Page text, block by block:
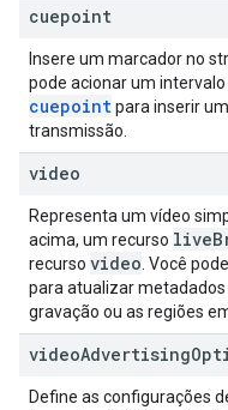
cuepoint
Insere um marcador no
pode acionar um intervalo
cuepointpara inserir
transmissão.
video
Representa um vídeo
acima, um recurso live
recurso video . Você
para atualizar metadados
gravação ou as regiões
videoAdvertising
Define as configurações